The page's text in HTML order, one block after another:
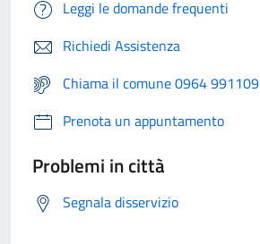
Leggi le domande frequenti
Richiedi Assistenza
Chiama il comune 0964 991109
Prenota un appuntamento
Problemi in città
Segnala disservizio